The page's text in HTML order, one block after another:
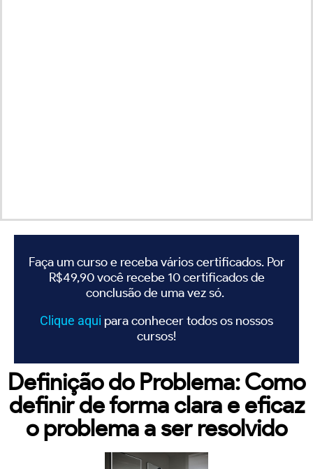
Faça um curso e receba vários certificados. Por
R$49,90 você recebe 10 certificados de
conclusão de uma vez só.
Clique aqui para conhecer todos os nossos
cursos!
Definição do Problema: Como
definir de forma clara e eficaz
o problema a ser resolvido